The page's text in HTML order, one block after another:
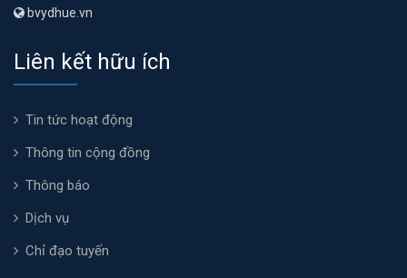
bvydhue.vn
Liên kết hữu ích
Tin tức hoạt động
Thông tin cộng đồng
Thông báo
Dịch vụ
Chỉ đạo tuyến